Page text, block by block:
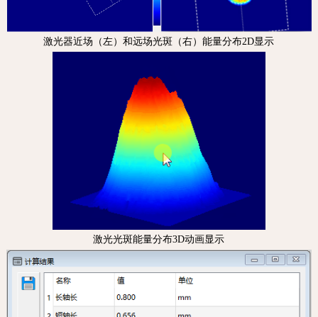
激光器近场（左）和远场光斑（右）能量分布2D显示
激光光斑能量分布3D动画显示